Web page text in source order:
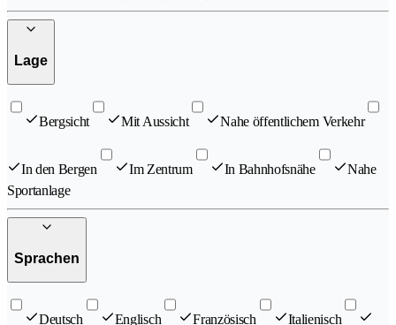
Lage
Bergsicht Mit Aussicht Nahe öffentlichem Verkehr
In den Bergen Im Zentrum In Bahnhofsnähe
Nahe
Sportanlage
Sprachen
Deutsch Englisch Französisch Italienisch